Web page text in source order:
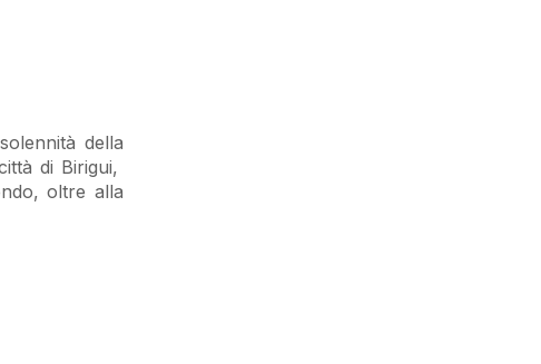
della
di Birigui,
oltre alla